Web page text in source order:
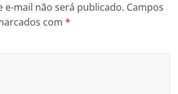
e-mail não será publicado. Campos
com*